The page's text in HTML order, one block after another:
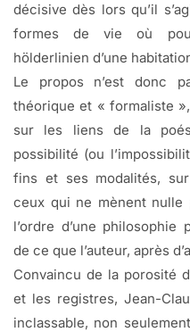
décisive dès lors qu’il
formes de vie où
hölderlinien d’une
Le propos n’est donc
théorique et « formaliste
sur les liens de la
possibilité (ou
fins et ses modalités,
ceux qui ne mènent nulle
l’ordre d’une
de ce que l’auteur, après
Convaincu de la porosité
et les registres, Jean-
inclassable, non